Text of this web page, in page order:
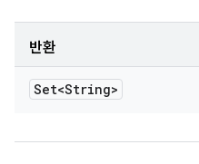
반환
Set<String>